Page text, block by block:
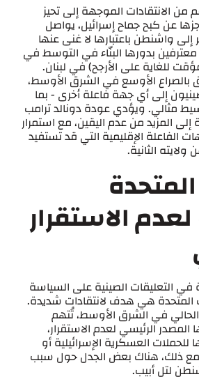
من الانتقادات الموجهة إلى تحيز
عن كبح جماح إسرائيل، يواصل
إلى واشنطن باعتبارها لا غنى عنها
بدورها البنّاء في التوسط في
للغاية على الأرجح) في لبنان.
بالصراع الأوسع في الشرق الأوسط،
إلى أي جهة فاعلة أخرى - بما
مثالي. ويؤدي عودة دونالد ترامب
إلى المزيد من عدم اليقين، مع استمرار
الفاعلة الإقليمية التي قد تستفيد
الثانية.
الاستقرار
التعليقات الصينية على السياسة
المتحدة هي هدف لانتقادات شديدة.
في الشرق الأوسط، تُتهم
المصدر الرئيسي لعدم الاستقرار،
العسكرية الإسرائيلية أو
ذلك، هناك بعض الجدل حول سبب
لتل أبيب.